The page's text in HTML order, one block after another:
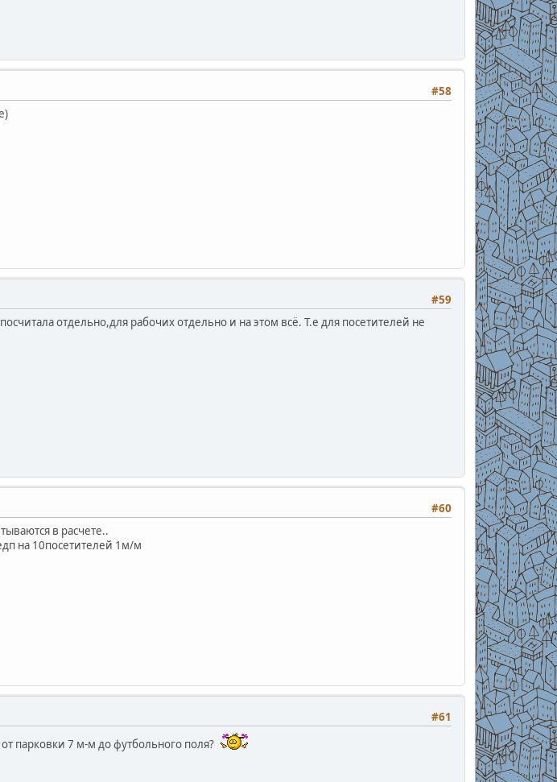
#58
#59
отдельно,для рабочих отдельно и на этом всё. Т.е для посетителей не
#60
в расчете..
на 10посетителей 1м/м
#61
парковки 7 м-м до футбольного поля?